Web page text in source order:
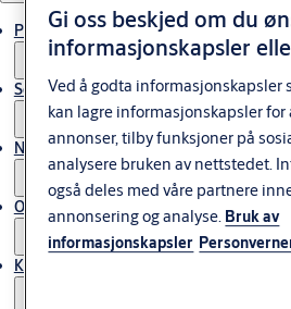
Produkter og løsninger
Service
Nyheter & artikler
Om ASSA ABLOY Norway
Kontakt oss
Gi oss beskjed om du
informasjonskapsler
Ved å godta informasjonskapsler
kan lagre informasjonskapsler
annonser, tilby funksjoner på
analysere bruken av nettstedet.
også deles med våre partnere
annonsering og analyse. Bruk av
informasjonskapsler